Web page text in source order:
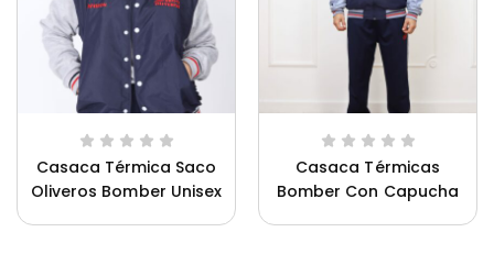
Casaca Térmica Saco
Oliveros Bomber Unisex
Casaca Térmicas
Bomber Con Capucha